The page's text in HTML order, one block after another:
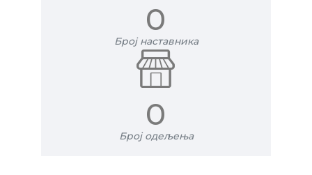
0
Број наставника
0
Број одељења